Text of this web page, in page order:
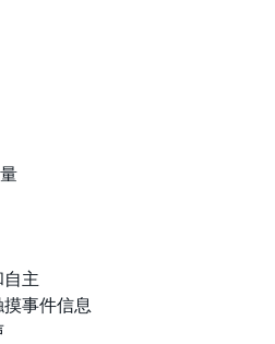
主
事件信息